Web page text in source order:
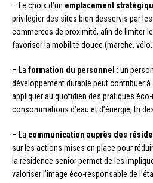
– Le choix d’un emplacement
privilégier des sites bien desservis par
commerces de proximité, afin de limiter
favoriser la mobilité douce (marche,
– Laformation du personnel : un
développement durable peut contribuer
appliquer au quotidien des pratiques
consommations d’eau et d’énergie, tri
– La communication auprès des
sur les actions mises en place pour
la résidence senior permet de les
valoriser l’image éco-responsable de